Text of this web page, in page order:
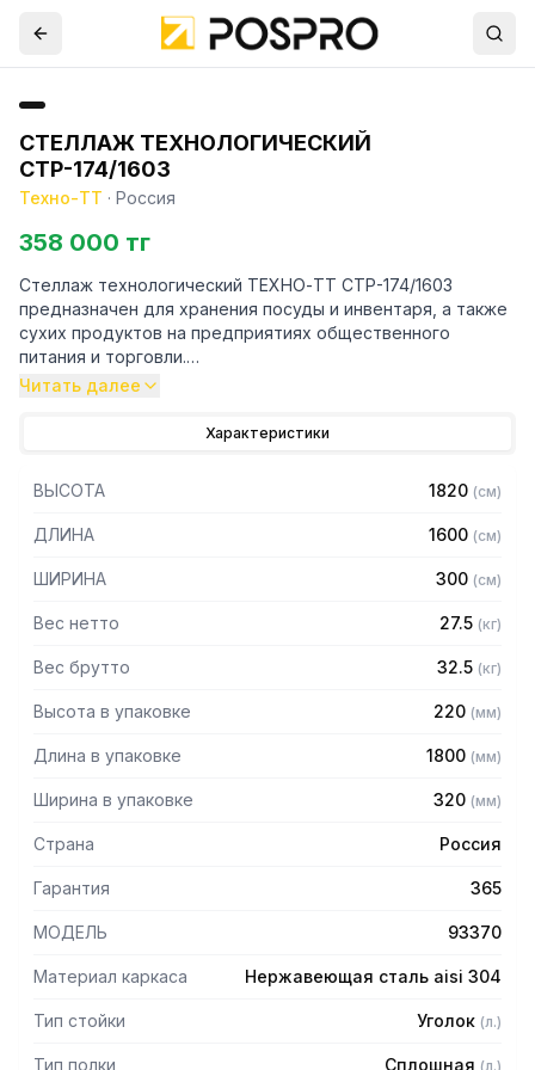
СТЕЛЛАЖ ТЕХНОЛОГИЧЕСКИЙ
СТР-174/1603
Техно-ТТ · Россия
358 000 тг
Стеллаж технологический ТЕХНО-ТТ СТР-174/1603
предназначен для хранения посуды и инвентаря, а также
сухих продуктов на предприятиях общественного
питания и торговли.
304 толщиной 2 мм
— Четыре сплошные полки из нержавеющей стали марки
AISI 304 толщиной 0,8 мм
— Расстояние между полками регулируемое с шагом 50
— Регулируемые опоры
Читать далее
Характеристики
ВЫСОТА 1820 (см)
ДЛИНА 1600 (см)
ШИРИНА 300 (см)
Вес нетто 27.5 (кг)
Вес брутто 32.5 (кг)
Высота в упаковке 220 (мм)
Длина в упаковке 1800 (мм)
Ширина в упаковке 320 (мм)
Страна Россия
Гарантия 365
МОДЕЛЬ 93370
Материал каркаса Нержавеющая сталь aisi 304
Тип стойки Уголок (л.)
Тип полки Сплошная (л.)